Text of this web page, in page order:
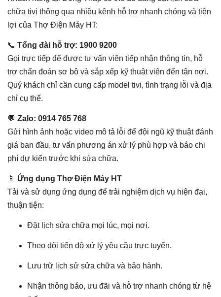
chữa tivi thông qua nhiều kênh hỗ trợ nhanh chóng và tiện
lợi của Thợ Điện Máy HT:
📞 Tổng đài hỗ trợ: 1900 9200
Gọi trực tiếp để được tư vấn viên tiếp nhận thông tin, hỗ
trợ chẩn đoán sơ bộ và sắp xếp kỹ thuật viên đến tận nơi.
Quý khách chỉ cần cung cấp model tivi, tình trạng lỗi và địa
chỉ cụ thể.
💬 Zalo: 0914 765 768
Gửi hình ảnh hoặc video mô tả lỗi để đội ngũ kỹ thuật đánh
giá ban đầu, tư vấn phương án xử lý phù hợp và báo chi
phí dự kiến trước khi sửa chữa.
📱 Ứng dụng Thợ Điện Máy HT
Tải và sử dụng ứng dụng để trải nghiệm dịch vụ hiện đại,
thuận tiện:
Đặt lịch sửa chữa mọi lúc, mọi nơi.
Theo dõi tiến độ xử lý yêu cầu trực tuyến.
Lưu trữ lịch sử sửa chữa và bảo hành.
Nhận thông báo, ưu đãi và hỗ trợ nhanh chóng từ hệ